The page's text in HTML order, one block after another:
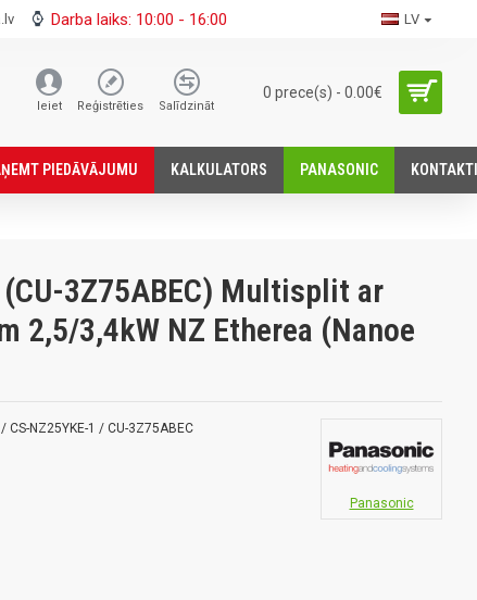
Darba laiks: 10:00 - 16:00 LV
Ieiet Reģistrēties Salīdzināt
0 prece(s) - 0.00€
PIEDĀVĀJUMU KALKULATORS PANASONIC KONTAKTI
3Z75ABEC) Multisplit ar
2,5/3,4kW NZ Etherea (Nanoe
CS-NZ25YKE-1 / CU-3Z75ABEC
Panasonic